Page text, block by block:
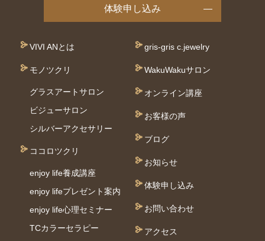
体験申し込み
VIVI ANとは
モノツクリ
グラスアートサロン
ビジューサロン
シルバーアクセサリー
ココロツクリ
enjoy life養成講座
enjoy lifeプレゼント案内
enjoy life心理セミナー
TCカラーセラピー
gris-gris c.jewelry
WakuWakuサロン
オンライン講座
お客様の声
ブログ
お知らせ
体験申し込み
お問い合わせ
アクセス